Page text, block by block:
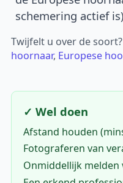
schemering actief is)
Twijfelt u over de
hoornaar, Europese
✓ Wel doen
Afstand houden
Fotograferen van
Onmiddellijk melden